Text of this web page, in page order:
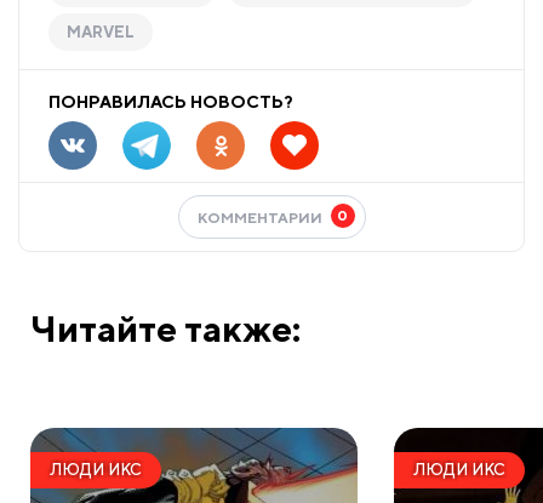
MARVEL
ПОНРАВИЛАСЬ НОВОСТЬ?
КОММЕНТАРИИ 0
Читайте также:
ЛЮДИ ИКС ЛЮДИ ИКС